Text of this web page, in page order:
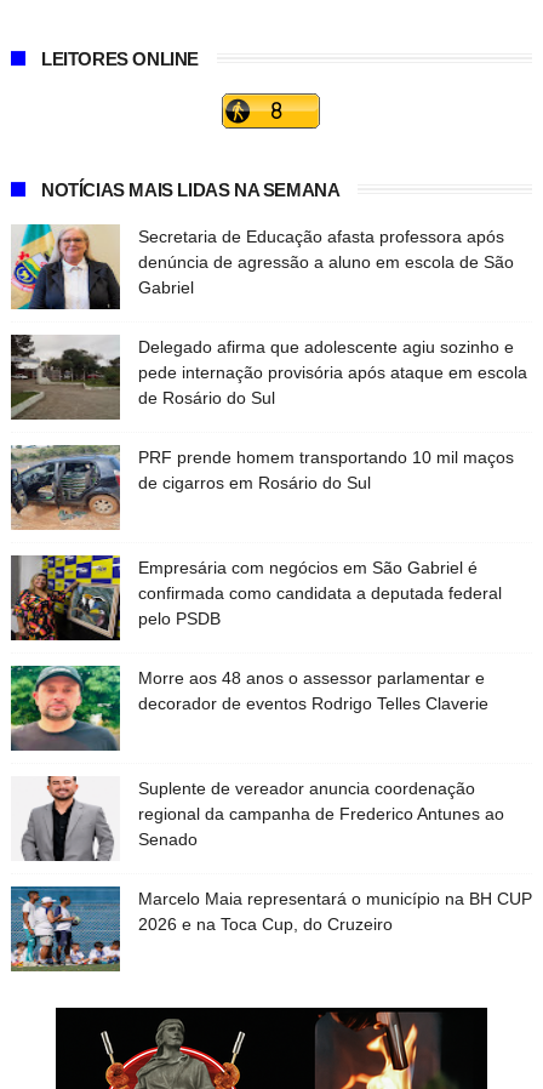
LEITORES ONLINE
NOTÍCIAS MAIS LIDAS NA SEMANA
Secretaria de Educação afasta professora após
denúncia de agressão a aluno em escola de São
Gabriel
Delegado afirma que adolescente agiu sozinho e
pede internação provisória após ataque em escola
de Rosário do Sul
PRF prende homem transportando 10 mil maços
de cigarros em Rosário do Sul
Empresária com negócios em São Gabriel é
confirmada como candidata a deputada federal
pelo PSDB
Morre aos 48 anos o assessor parlamentar e
decorador de eventos Rodrigo Telles Claverie
Suplente de vereador anuncia coordenação
regional da campanha de Frederico Antunes ao
Senado
Marcelo Maia representará o município na BH CUP
2026 e na Toca Cup, do Cruzeiro